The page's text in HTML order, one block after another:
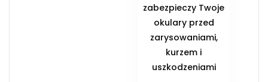
zabezpieczy Twoje
okulary przed
zarysowaniami,
kurzem i
uszkodzeniami